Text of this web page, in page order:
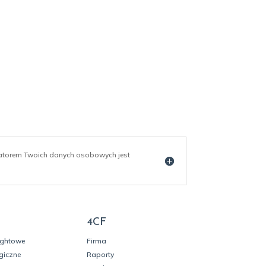
Twoich danych osobowych jest
4CF
Firma
Raporty